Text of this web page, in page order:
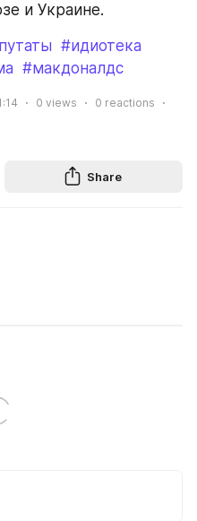
и Украине.
#идиотека
#макдоналдс
0 views 0 reactions
Share